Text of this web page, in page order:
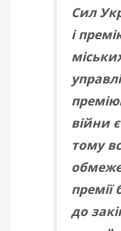
Сил
і
війни
тому
премії
до